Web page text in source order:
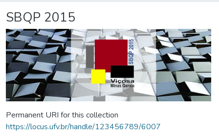
SBQP 2015
Permanent URI for this collection
https://locus.ufv.br/handle/123456789/6007